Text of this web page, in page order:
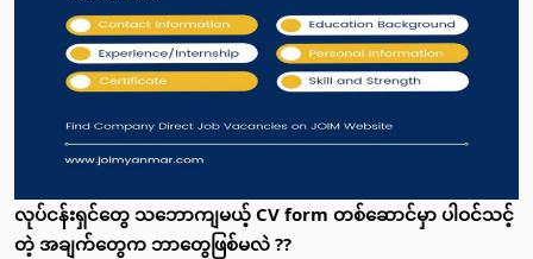
လုပ်ငန်းရှင်တွေ သဘောကျမယ့် CV form တစ်ဆောင်မှာ ပါဝင်သင့်
တဲ့ အချက်တွေက ဘာတွေဖြစ်မလဲ ??